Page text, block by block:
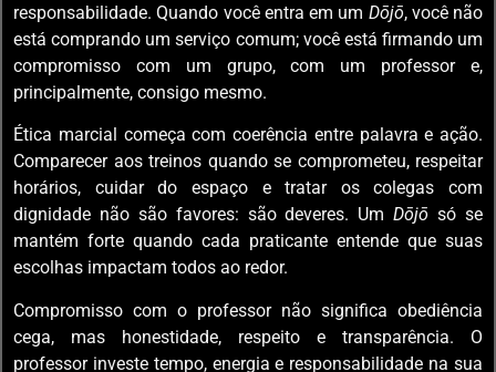
responsabilidade. Quando você entra em um Dōjō, você não
está comprando um serviço comum; você está firmando um
compromisso com um grupo, com um professor e,
principalmente, consigo mesmo.
Ética marcial começa com coerência entre palavra e ação.
Comparecer aos treinos quando se comprometeu, respeitar
horários, cuidar do espaço e tratar os colegas com
dignidade não são favores: são deveres. UmDōjō só se
mantém forte quando cada praticante entende que suas
escolhas impactam todos ao redor.
Compromisso com o professor não significa obediência
cega, mas honestidade, respeito e transparência. O
professor investe tempo, energia e responsabilidade na sua